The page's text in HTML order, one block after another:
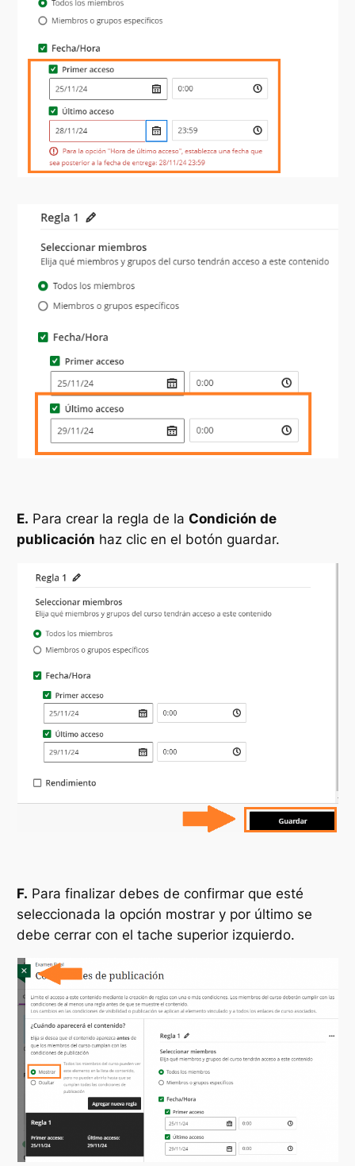
E. Para crear la regla de laCondición de
publicación haz clic en el botón guardar.
F. Para finalizar debes de confirmar que esté
seleccionada la opción mostrar y por último se
debe cerrar con el tache superior izquierdo.